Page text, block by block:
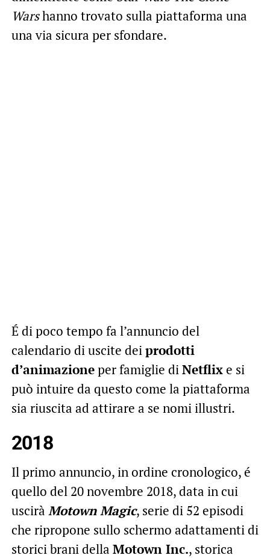
Warshanno trovato sulla piattaforma una
una via sicura per sfondare.
É di poco tempo fa l’annuncio del
calendario di uscite deiprodotti
d’animazioneper famiglie diNetflixe si
può intuire da questo come la piattaforma
sia riuscita ad attirare a se nomi illustri.
2018
Il primo annuncio, in ordine cronologico, é
quello del 20 novembre 2018, data in cui
uscirà Motown Magic, serie di 52 episodi
che ripropone sullo schermo adattamenti di
storici brani della Motown Inc., storica